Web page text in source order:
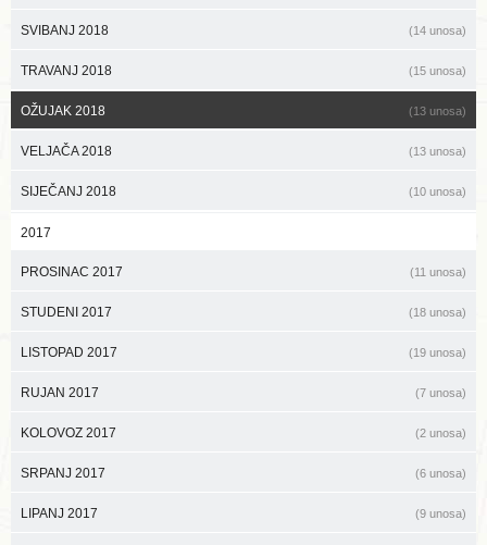
SVIBANJ 2018 (14 unosa)
TRAVANJ 2018 (15 unosa)
OŽUJAK 2018 (13 unosa)
VELJAČA 2018 (13 unosa)
SIJEČANJ 2018 (10 unosa)
2017
PROSINAC 2017 (11 unosa)
STUDENI 2017 (18 unosa)
LISTOPAD 2017 (19 unosa)
RUJAN 2017 (7 unosa)
KOLOVOZ 2017 (2 unosa)
SRPANJ 2017 (6 unosa)
LIPANJ 2017 (9 unosa)